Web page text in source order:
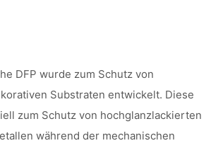
DFP wurde zum Schutz von
Substraten entwickelt. Diese
zum Schutz von hochglanzlackierten
während der mechanischen